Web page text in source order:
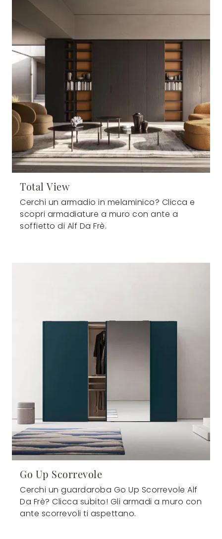
Total View
Cerchi un armadio in melaminico? Clicca e
scopri armadiature a muro con ante a
soffietto di Alf Da Frè.
Go Up Scorrevole
Cerchi un guardaroba Go Up Scorrevole Alf
Da Frè? Clicca subito! Gli armadi a muro con
ante scorrevoli ti aspettano.